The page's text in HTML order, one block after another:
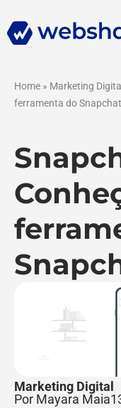
Home » Marketing
ferramenta do Snapchat
Marketing Digital
Por Mayara Maia